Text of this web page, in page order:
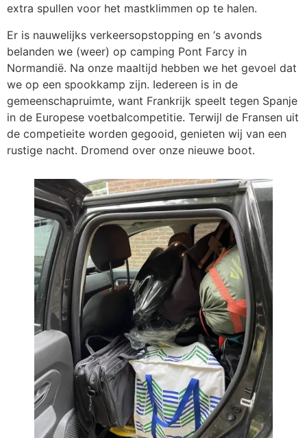
extra spullen voor het mastklimmen op te halen.
Er is nauwelijks verkeersopstopping en ‘s avonds
belanden we (weer) op camping Pont Farcy in
Normandië. Na onze maaltijd hebben we het gevoel dat
we op een spookkamp zijn. Iedereen is in de
gemeenschapruimte, want Frankrijk speelt tegen Spanje
in de Europese voetbalcompetitie. Terwijl de Fransen uit
de competieite worden gegooid, genieten wij van een
rustige nacht. Dromend over onze nieuwe boot.